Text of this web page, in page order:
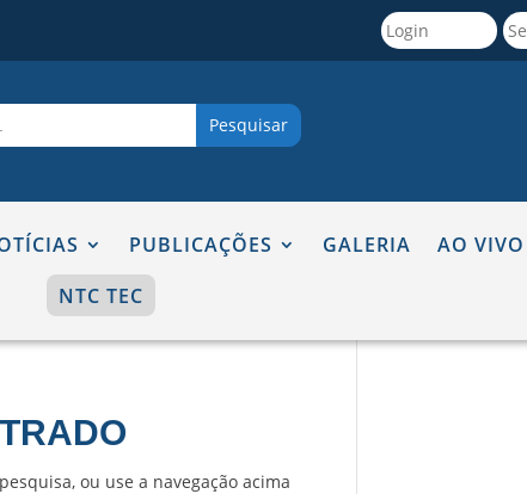
PUBLICAÇÕES GALERIA AO VIVO
NTC TEC
ou use a navegação acima